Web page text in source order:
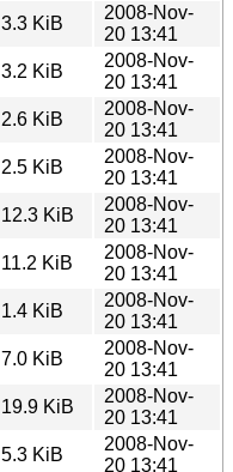
3.3 KiB
2008-Nov-
20 13:41
3.2 KiB
2008-Nov-
20 13:41
2.6 KiB
2008-Nov-
20 13:41
2.5 KiB
2008-Nov-
20 13:41
12.3 KiB
2008-Nov-
20 13:41
11.2 KiB
2008-Nov-
20 13:41
1.4 KiB
2008-Nov-
20 13:41
7.0 KiB
2008-Nov-
20 13:41
19.9 KiB
2008-Nov-
20 13:41
5.3 KiB
2008-Nov-
20 13:41